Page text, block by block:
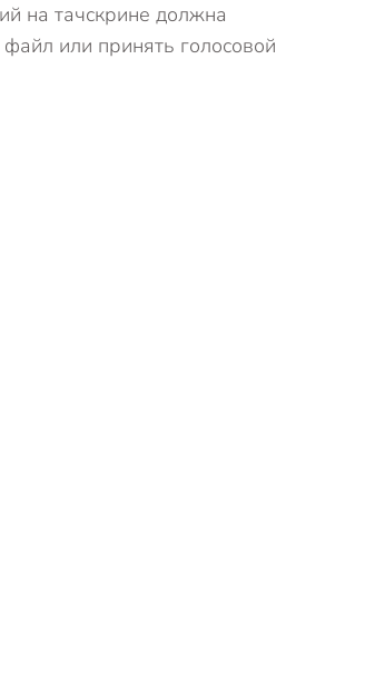
на тачскрине должна
файл или принять голосовой